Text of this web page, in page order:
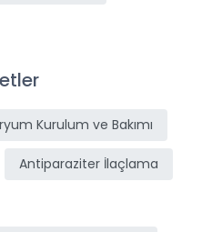
Kurulum ve Bakımı
Antiparaziter İlaçlama